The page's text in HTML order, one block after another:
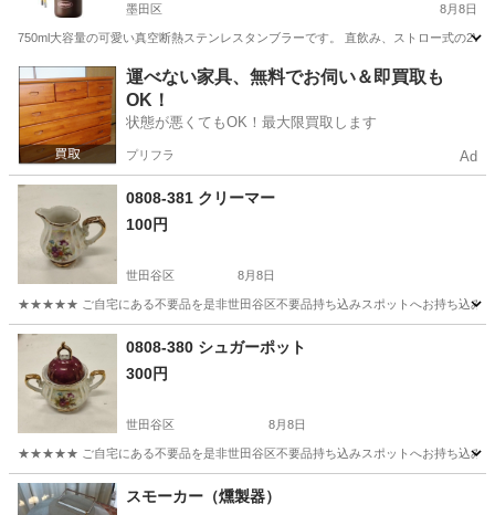
墨田区 8月8日
750ml大容量の可愛い真空断熱ステンレスタンブラーです。 直飲み、ストロー式の
東京 墨田区 家庭用品
運べない家具、無料でお伺い＆即買取も
OK！
状態が悪くてもOK！最大限買取します
プリフラ Ad
0808-381 クリーマー
100円
世田谷区 8月8日
★★★★★ ご自宅にある不要品を是非世田谷区不要品持ち込みスポットへお持ち込みし
東京 世田谷区 スポット
0808-380 シュガーポット
300円
世田谷区 8月8日
★★★★★ ご自宅にある不要品を是非世田谷区不要品持ち込みスポットへお持ち込みし
東京 世田谷区 スポット
スモーカー（燻製器）